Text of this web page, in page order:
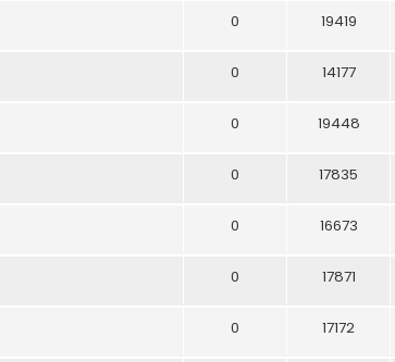
0 19419
0 14177
0 19448
0 17835
0 16673
0 17871
0 17172